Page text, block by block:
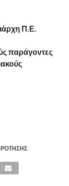
Π.Ε.
παράγοντες